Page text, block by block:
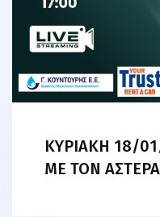
ΚΥΡΙΑΚΗ 18/
ΜΕ ΤΟΝ